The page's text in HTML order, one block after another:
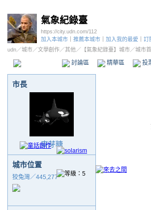
氣象紀錄臺
https://city.udn.com/112
加入本城市
推薦本城市 加入我的最愛
訂
udn／城市／文學創作／其他 ／ 【氣象紀錄臺】城市／城市
討論區 精華區 投
市長
麥芽糖
城市位置
狡兔灣／445,277